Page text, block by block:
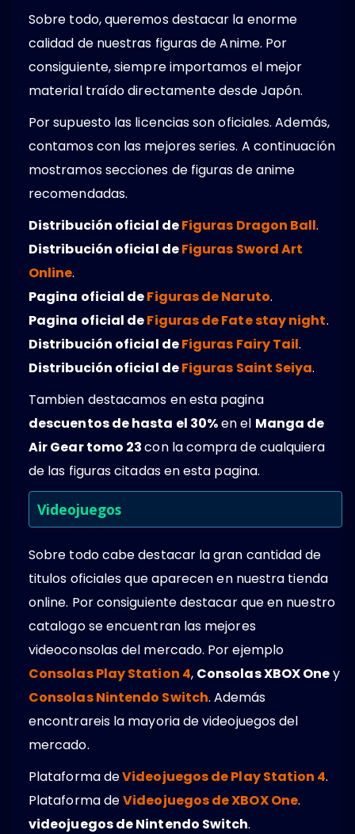
Sobre todo, queremos destacar la enorme
calidad de nuestras figuras de Anime. Por
consiguiente, siempre importamos el mejor
material traído directamente desde Japón.
Por supuesto las licencias son oficiales. Además,
contamos con las mejores series. A continuación
mostramos secciones de figuras de anime
recomendadas.
Distribución oficial deFiguras Dragon Ball.
Distribución oficial deFiguras Sword Art
Online.
Pagina oficial deFiguras de Naruto.
Pagina oficial deFiguras de Fate stay night.
Distribución oficial deFiguras Fairy Tail.
Distribución oficial deFiguras Saint Seiya.
Tambien destacamos en esta pagina
descuentos de hasta el 30%en el Manga de
Air Gear tomo 23con la compra de cualquiera
de las figuras citadas en esta pagina.
Videojuegos
Sobre todo cabe destacar la gran cantidad de
titulos oficiales que aparecen en nuestra tienda
online. Por consiguiente destacar que en nuestro
catalogo se encuentran las mejores
videoconsolas del mercado. Por ejemplo
Consolas Play Station 4, Consolas XBOX Oney
Consolas Nintendo Switch. Además
encontrareis la mayoria de videojuegos del
mercado.
Plataforma deVideojuegos de Play Station 4.
Plataforma deVideojuegos de XBOX One.
videojuegos de Nintendo Switch.